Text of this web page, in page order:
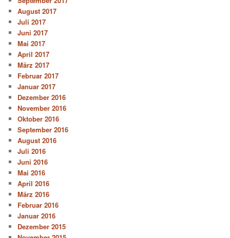
August 2017
Juli 2017
Juni 2017
Mai 2017
April 2017
März 2017
Februar 2017
Januar 2017
Dezember 2016
November 2016
Oktober 2016
September 2016
August 2016
Juli 2016
Juni 2016
Mai 2016
April 2016
März 2016
Februar 2016
Januar 2016
Dezember 2015